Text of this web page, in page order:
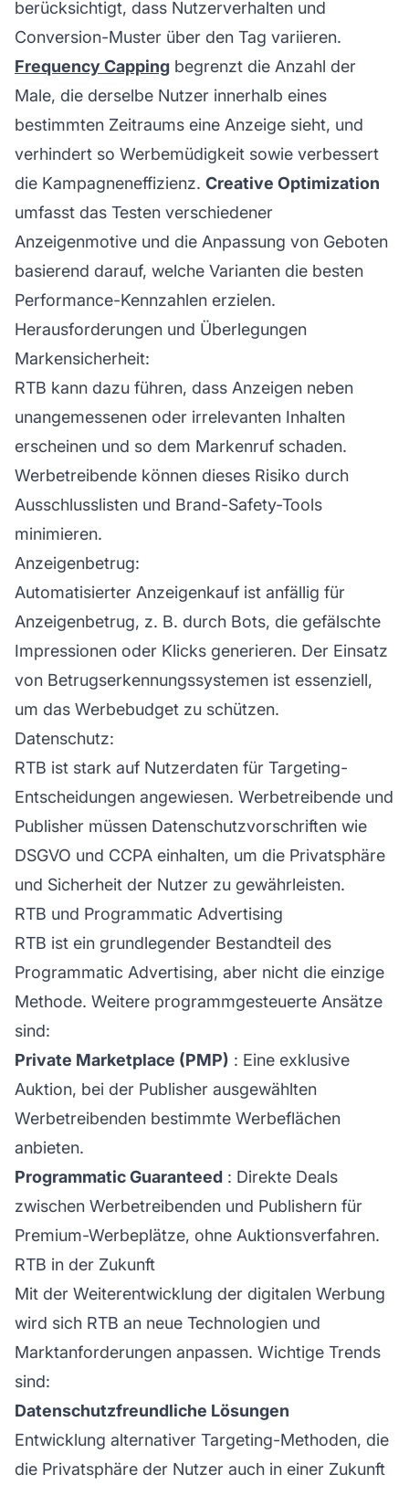
berücksichtigt, dass Nutzerverhalten und
Conversion-Muster über den Tag variieren.
Frequency Capping begrenzt die Anzahl der
Male, die derselbe Nutzer innerhalb eines
bestimmten Zeitraums eine Anzeige sieht, und
verhindert so Werbemüdigkeit sowie verbessert
die Kampagneneffizienz. Creative Optimization
umfasst das Testen verschiedener
Anzeigenmotive und die Anpassung von Geboten
basierend darauf, welche Varianten die besten
Performance-Kennzahlen erzielen.
Herausforderungen und Überlegungen
Markensicherheit:
RTB kann dazu führen, dass Anzeigen neben
unangemessenen oder irrelevanten Inhalten
erscheinen und so dem Markenruf schaden.
Werbetreibende können dieses Risiko durch
Ausschlusslisten und Brand-Safety-Tools
minimieren.
Anzeigenbetrug:
Automatisierter Anzeigenkauf ist anfällig für
Anzeigenbetrug, z. B. durch Bots, die gefälschte
Impressionen oder Klicks generieren. Der Einsatz
von Betrugserkennungssystemen ist essenziell,
um das Werbebudget zu schützen.
Datenschutz:
RTB ist stark auf Nutzerdaten für Targeting-
Entscheidungen angewiesen. Werbetreibende und
Publisher müssen Datenschutzvorschriften wie
DSGVO und CCPA einhalten, um die Privatsphäre
und Sicherheit der Nutzer zu gewährleisten.
RTB und Programmatic Advertising
RTB ist ein grundlegender Bestandteil des
Programmatic Advertising, aber nicht die einzige
Methode. Weitere programmgesteuerte Ansätze
sind:
Private Marketplace (PMP) : Eine exklusive
Auktion, bei der Publisher ausgewählten
Werbetreibenden bestimmte Werbeflächen
anbieten.
Programmatic Guaranteed : Direkte Deals
zwischen Werbetreibenden und Publishern für
Premium-Werbeplätze, ohne Auktionsverfahren.
RTB in der Zukunft
Mit der Weiterentwicklung der digitalen Werbung
wird sich RTB an neue Technologien und
Marktanforderungen anpassen. Wichtige Trends
sind:
Datenschutzfreundliche Lösungen
Entwicklung alternativer Targeting-Methoden, die
die Privatsphäre der Nutzer auch in einer Zukunft